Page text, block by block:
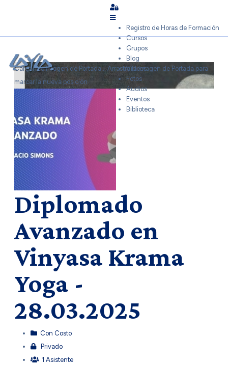
Sign In
Registro de Horas de Formación
Cursos
Grupos
Blog
Videos
Fotos
Audios
Eventos
Biblioteca
Cargando Imagen de Portada... Arrastra la Imagen de Portada para
marcar la nueva posición
Diplomado
Avanzado en
Vinyasa Krama
Yoga -
28.03.2025
Con Costo
Privado
1 Asistente